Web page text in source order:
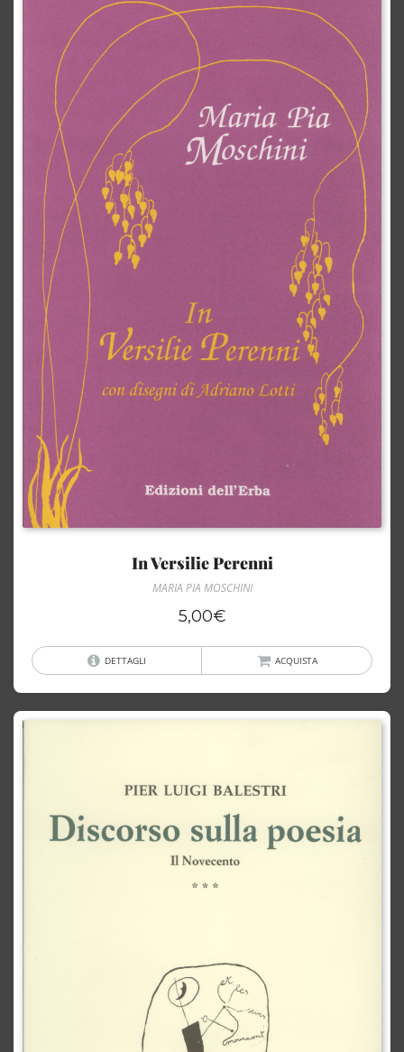
In Versilie Perenni
MARIA PIA MOSCHINI
5,00€
DETTAGLI ACQUISTA